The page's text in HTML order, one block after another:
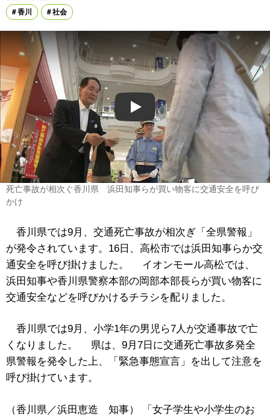
香川
社会
Play
死亡事故が相次ぐ香川県 浜田知事らが買い物客に交通安全を呼び
かけ
香川県では9月、交通死亡事故が相次ぎ「全県警報」
が発令されています。16日、高松市では浜田知事らか交
通安全を呼び掛けました。 イオンモール高松では、
浜田知事や香川県警察本部の岡部本部長らが買い物客に
交通安全などを呼びかけるチラシを配りました。
香川県では9月、小学1年の男児ら7人が交通事故で亡
くなりました。 県は、9月7日に交通死亡事故多発全
県警報を発令した上、「緊急事態宣言」を出して注意を
呼び掛けています。
（香川県／浜田恵造 知事） 「女子学生や小学生のお